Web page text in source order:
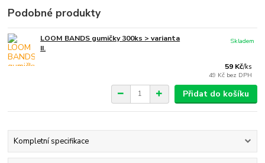
Podobné produkty
LOOM BANDS gumičky 300ks > varianta
II.
59 Kč/ks
49 Kč bez DPH
Skladem
Přidat do košíku
Kompletní specifikace